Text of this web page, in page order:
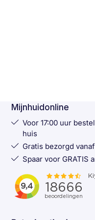
Mijnhuidonline
Voor 17:00 uur
huis
Gratis bezorgd
Spaar voor GRATIS